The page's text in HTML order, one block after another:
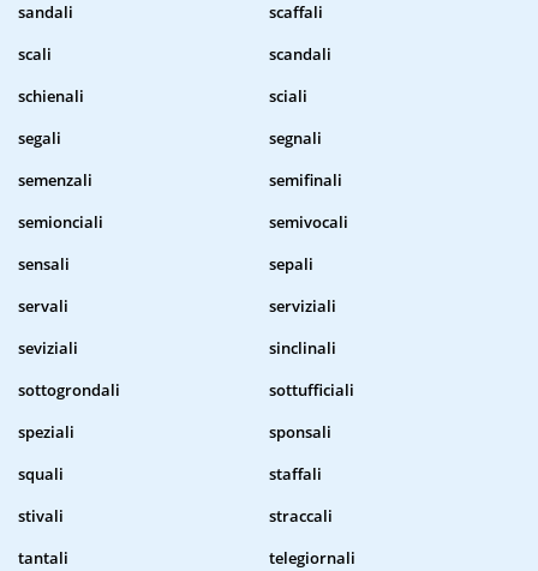
sandali
scaffali
scali
scandali
schienali
sciali
segali
segnali
semenzali
semifinali
semionciali
semivocali
sensali
sepali
servali
serviziali
seviziali
sinclinali
sottogrondali
sottufficiali
speziali
sponsali
squali
staffali
stivali
straccali
tantali
telegiornali